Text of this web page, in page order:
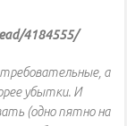
4184555/
а
убытки. И
(одно пятно на